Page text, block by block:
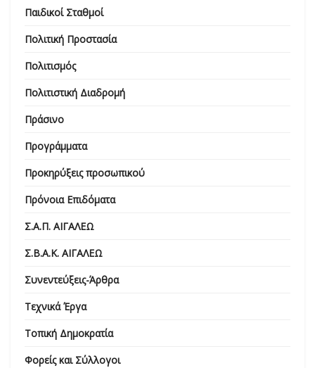
Παιδικοί Σταθμοί
Πολιτική Προστασία
Πολιτισμός
Πολιτιστική Διαδρομή
Πράσινο
Προγράμματα
Προκηρύξεις προσωπικού
Πρόνοια Επιδόματα
Σ.Α.Π. ΑΙΓΑΛΕΩ
Σ.Β.Α.Κ. ΑΙΓΑΛΕΩ
Συνεντεύξεις-Άρθρα
Τεχνικά Έργα
Τοπική Δημοκρατία
Φορείς και Σύλλογοι